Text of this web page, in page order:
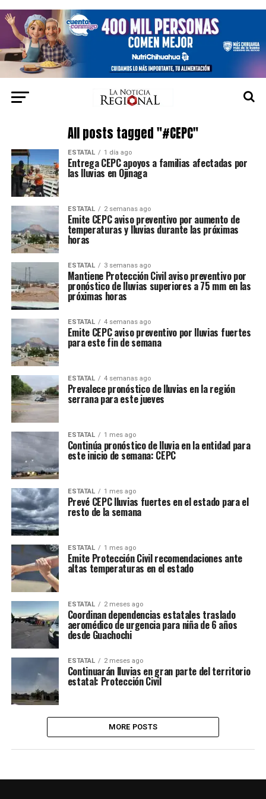
All posts tagged "#CEPC"
ESTATAL 1 día ago
Entrega CEPC apoyos a familias afectadas por
las lluvias en Ojinaga
ESTATAL 2 semanas ago
Emite CEPC aviso preventivo por aumento de
temperaturas y lluvias durante las próximas
horas
ESTATAL 3 semanas ago
Mantiene Protección Civil aviso preventivo por
pronóstico de lluvias superiores a 75 mm en las
próximas horas
ESTATAL 4 semanas ago
Emite CEPC aviso preventivo por lluvias fuertes
para este fin de semana
ESTATAL 4 semanas ago
Prevalece pronóstico de lluvias en la región
serrana para este jueves
ESTATAL 1 mes ago
Continúa pronóstico de lluvia en la entidad para
este inicio de semana: CEPC
ESTATAL 1 mes ago
Prevé CEPC lluvias fuertes en el estado para el
resto de la semana
ESTATAL 1 mes ago
Emite Protección Civil recomendaciones ante
altas temperaturas en el estado
ESTATAL 2 meses ago
Coordinan dependencias estatales traslado
aeromédico de urgencia para niña de 6 años
desde Guachochi
ESTATAL 2 meses ago
Continuarán lluvias en gran parte del territorio
estatal: Protección Civil
MORE POSTS